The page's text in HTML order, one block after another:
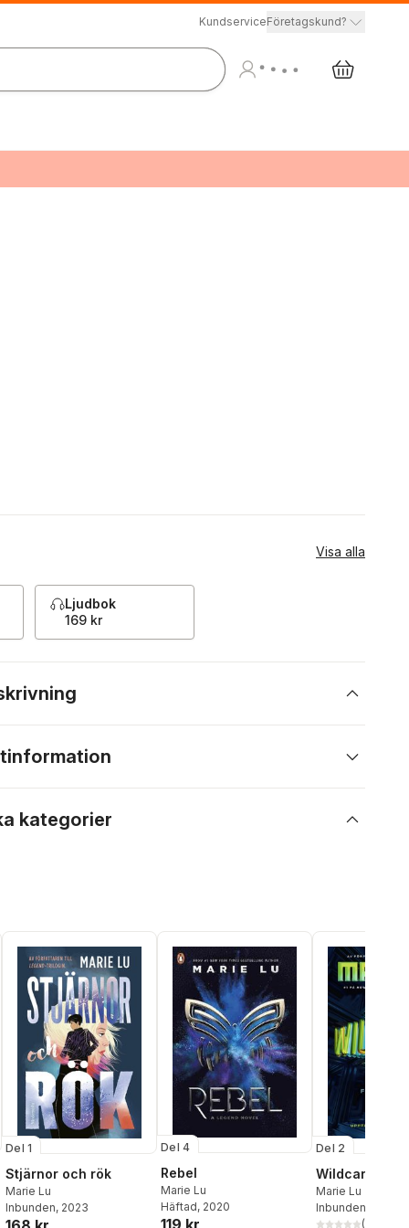
KundserviceFöretagskund?
Visa alla
Ljudbok
169 kr
kategorier
Del 1
Stjärnor och rök
Marie Lu
Inbunden, 2023
Del 4
Rebel
Marie Lu
Häftad, 2020
119 kr
Del 2
Wildcard
Marie Lu
Inbunden
(